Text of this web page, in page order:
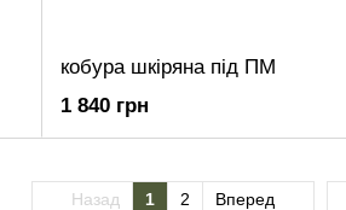
кобура шкіряна під ПМ
1 840 грн
Назад 1 2 Вперед